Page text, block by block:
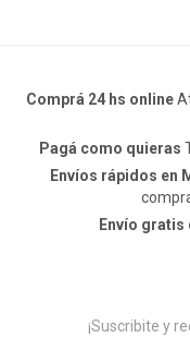
Comprá 24 hs online
Pagá como quieras
Envíos rápidos en
Envío gratis
¡Suscribite y